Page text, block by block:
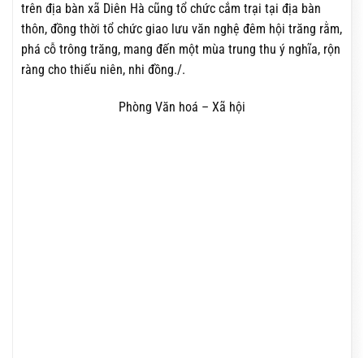
trên địa bàn xã Diên Hà cũng tổ chức cắm trại tại địa bàn
thôn, đồng thời tổ chức giao lưu văn nghệ đêm hội trăng rằm,
phá cỗ trông trăng, mang đến một mùa trung thu ý nghĩa, rộn
ràng cho thiếu niên, nhi đồng./.
Phòng Văn hoá – Xã hội